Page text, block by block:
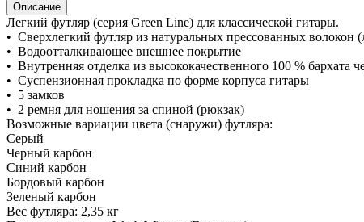
Описание
Легкий футляр (серия Green Line) для классической гитары.
• Сверхлегкий футляр из натуральных прессованных волокон
• Водоотталкивающее внешнее покрытие
• Внутренняя отделка из высококачественного 100 % бархата
• Суспензионная прокладка по форме корпуса гитары
• 5 замков
• 2 ремня для ношения за спиной (рюкзак)
Возможные вариации цвета (снаружи) футляра:
Серый
Черный карбон
Синий карбон
Бордовый карбон
Зеленый карбон
Вес футляра: 2,35 кг